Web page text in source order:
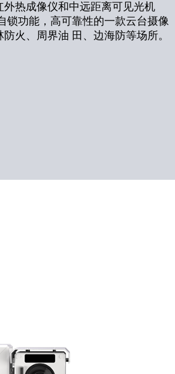
热成像仪和中远距离可见光机
锁功能，高可靠性的一款云台摄像
火、周界油 田、边海防等场所。